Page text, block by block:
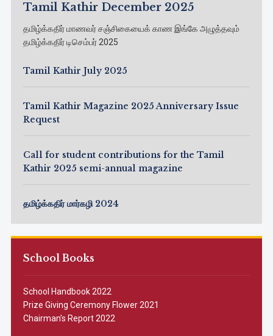
Tamil Kathir December 2025
தமிழ்க்கதிர் மாணவர் சஞ்சிகையைக் காண இங்கே அழுத்தவும்
தமிழ்க்கதிர் டிசெம்பர் 2025
Tamil Kathir July 2025
Tamil Kathir Magazine 2025 Anniversary Issue
Request
Call for student contributions for the Tamil
Kathir 2025 semi-annual magazine
தமிழ்க்கதிர் மார்கழி 2024
School Books
School Handbook 2022
Prize Giving Ceremony Flower 2021
Chairman’s Report 2022